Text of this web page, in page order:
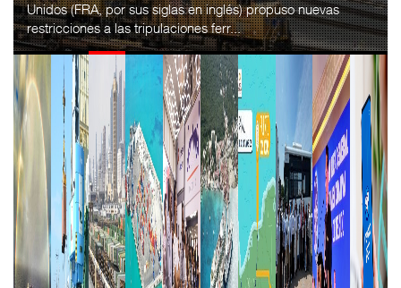
Unidos (FRA, por sus siglas en inglés) propuso nuevas
restricciones a las tripulaciones ferr...